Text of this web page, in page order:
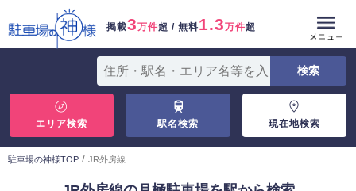
掲載3万件超 / 無料1.3万件超
エリア検索 駅名検索 現在地検索
駐車場の神様TOP / JR外房線